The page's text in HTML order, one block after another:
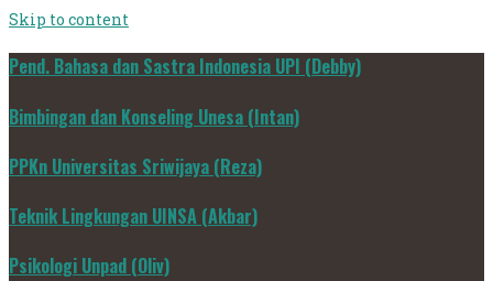
Skip to content
Pend. Bahasa dan Sastra Indonesia UPI (Debby)
Bimbingan dan Konseling Unesa (Intan)
PPKn Universitas Sriwijaya (Reza)
Teknik Lingkungan UINSA (Akbar)
Psikologi Unpad (Oliv)